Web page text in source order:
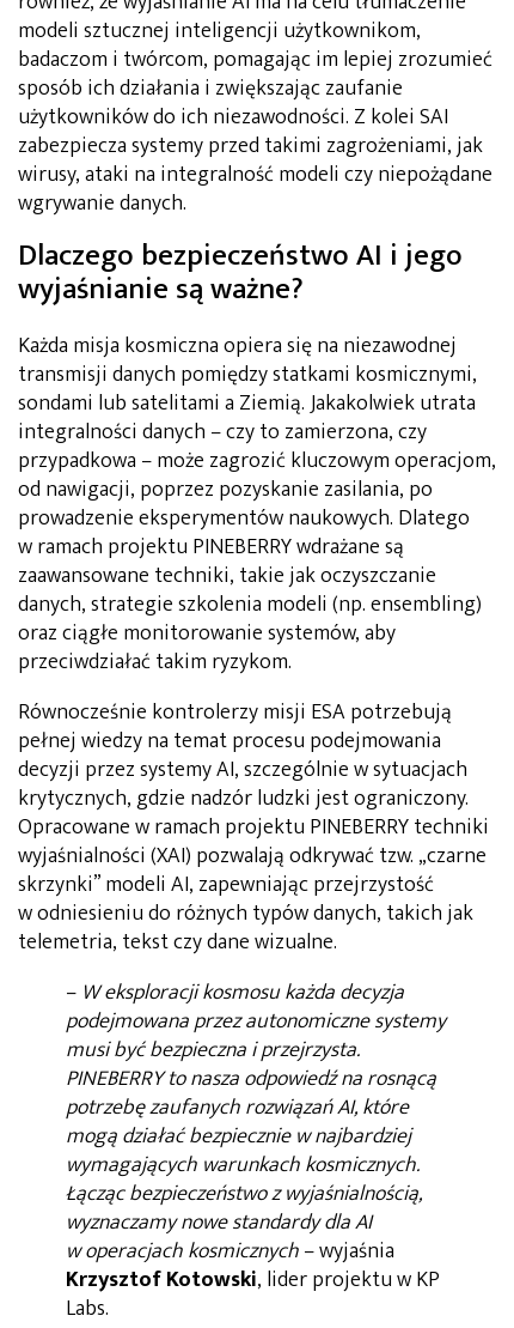
modeli sztucznej inteligencji użytkownikom,
badaczom i twórcom, pomagając im lepiej zrozumieć
sposób ich działania i zwiększając zaufanie
użytkowników do ich niezawodności. Z kolei SAI
zabezpiecza systemy przed takimi zagrożeniami, jak
wirusy, ataki na integralność modeli czy niepożądane
wgrywanie danych.
Dlaczego bezpieczeństwo AI i jego
wyjaśnianie są ważne?
Każda misja kosmiczna opiera się na niezawodnej
transmisji danych pomiędzy statkami kosmicznymi,
sondami lub satelitami a Ziemią. Jakakolwiek utrata
integralności danych – czy to zamierzona, czy
przypadkowa – może zagrozić kluczowym operacjom,
od nawigacji, poprzez pozyskanie zasilania, po
prowadzenie eksperymentów naukowych. Dlatego
w ramach projektu PINEBERRY wdrażane są
zaawansowane techniki, takie jak oczyszczanie
danych, strategie szkolenia modeli (np. ensembling)
oraz ciągłe monitorowanie systemów, aby
przeciwdziałać takim ryzykom.
Równocześnie kontrolerzy misji ESA potrzebują
pełnej wiedzy na temat procesu podejmowania
decyzji przez systemy AI, szczególnie w sytuacjach
krytycznych, gdzie nadzór ludzki jest ograniczony.
Opracowane w ramach projektu PINEBERRY techniki
wyjaśnialności (XAI) pozwalają odkrywać tzw. „czarne
skrzynki” modeli AI, zapewniając przejrzystość
w odniesieniu do różnych typów danych, takich jak
telemetria, tekst czy dane wizualne.
– W eksploracji kosmosu każda decyzja
podejmowana przez autonomiczne systemy
musi być bezpieczna i przejrzysta.
PINEBERRY to nasza odpowiedź na rosnącą
potrzebę zaufanych rozwiązań AI, które
mogą działać bezpiecznie w najbardziej
wymagających warunkach kosmicznych.
Łącząc bezpieczeństwo z wyjaśnialnością,
wyznaczamy nowe standardy dla AI
w operacjach kosmicznych– wyjaśnia
Krzysztof Kotowski, lider projektu w KP
Labs.